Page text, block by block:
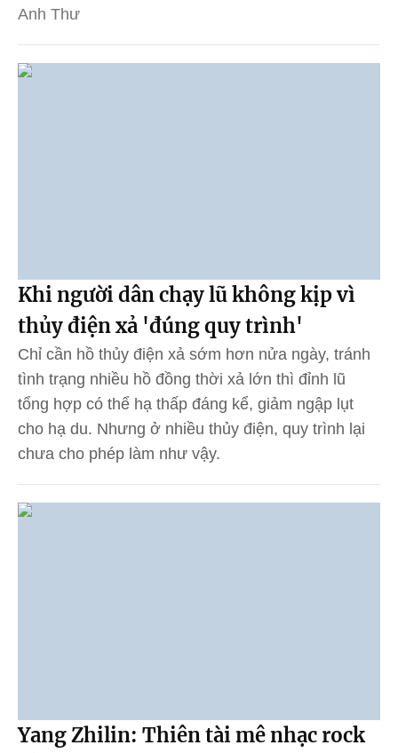
Anh Thư
Khi người dân chạy lũ không kịp vì
thủy điện xả 'đúng quy trình'
Chỉ cần hồ thủy điện xả sớm hơn nửa ngày, tránh
tình trạng nhiều hồ đồng thời xả lớn thì đỉnh lũ
tổng hợp có thể hạ thấp đáng kể, giảm ngập lụt
cho hạ du. Nhưng ở nhiều thủy điện, quy trình lại
chưa cho phép làm như vậy.
Yang Zhilin: Thiên tài mê nhạc rock